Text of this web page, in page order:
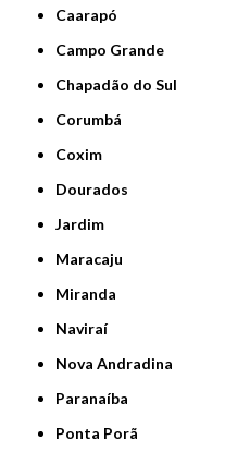
Caarapó
Campo Grande
Chapadão do Sul
Corumbá
Coxim
Dourados
Jardim
Maracaju
Miranda
Naviraí
Nova Andradina
Paranaíba
Ponta Porã